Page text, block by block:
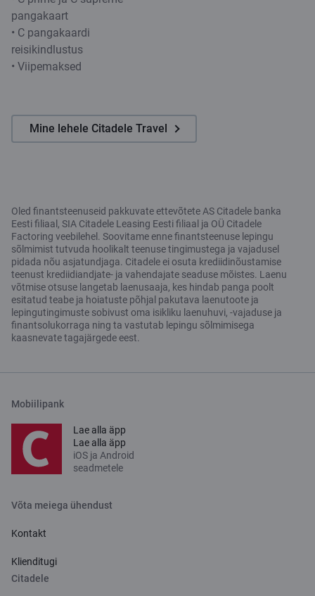
pangakaart
• C pangakaardi
reisikindlustus
• Viipemaksed
Mine lehele Citadele Travel
Oled finantsteenuseid pakkuvate ettevõtete AS Citadele banka
Eesti filiaal, SIA Citadele Leasing Eesti filiaal ja OÜ Citadele
Factoring veebilehel. Soovitame enne finantsteenuse lepingu
sõlmimist tutvuda hoolikalt teenuse tingimustega ja vajadusel
pidada nõu asjatundjaga. Citadele ei osuta krediidinõustamise
teenust krediidiandjate- ja vahendajate seaduse mõistes. Laenu
võtmise otsuse langetab laenusaaja, kes hindab panga poolt
esitatud teabe ja hoiatuste põhjal pakutava laenutoote ja
lepingutingimuste sobivust oma isikliku laenuhuvi, -vajaduse ja
finantsolukorraga ning ta vastutab lepingu sõlmimisega
kaasnevate tagajärgede eest.
Mobiilipank
Lae alla äpp
Lae alla äpp
iOS ja Android
seadmetele
Võta meiega ühendust
Kontakt
Klienditugi
Citadele